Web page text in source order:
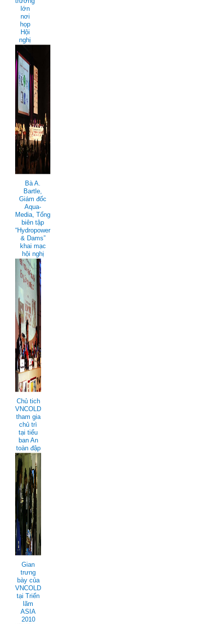
lớn
nơi
họp
Hội
nghị
Bà A.
Bartle,
Giám đốc
Aqua-
Media, Tổng
biên tập
“Hydropower
& Dams”
khai mạc
hội nghị
Chủ tich
VNCOLD
tham gia
chủ trì
tại tiểu
ban An
toàn đập
Gian
trưng
bày của
VNCOLD
tại Triển
lãm
ASIA
2010